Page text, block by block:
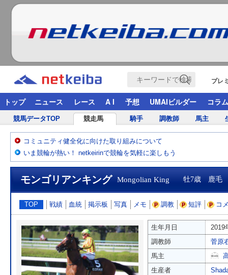
プレ
トップ ニュース レース A I 予想 UMAIビルダー コラム
競馬データTOP 競走馬 騎手 調教師 馬主
コミュニティ健全化に向けた取り組みについて
いま競輪が熱い！ netkeirinで競輪を気軽に楽しもう
モンゴリアンキング Mongolian King 牡7歳 鹿毛
TOP 戦績 血統 掲示板 写真 メモ 調教 短評 コ
生年月日
2019
調教師
菅原
馬主
生産者